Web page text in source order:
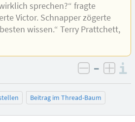
sprechen?“ fragte
Victor. Schnapper zögerte
wissen.“ Terry Prattchett,
negativ
–
Beitrag im Thread-Baum